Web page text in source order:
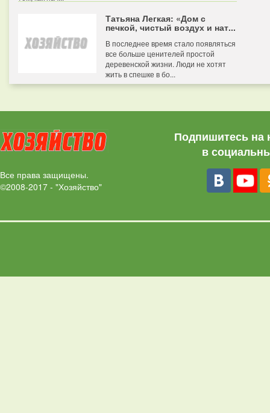
Татьяна Легкая: «Дом с
печкой, чистый воздух и нат...
В последнее время стало появляться
все больше ценителей простой
деревенской жизни. Люди не хотят
жить в спешке в бо...
Все права защищены.
©2008-2017 - "Хозяйство"
Подпишитесь на
в